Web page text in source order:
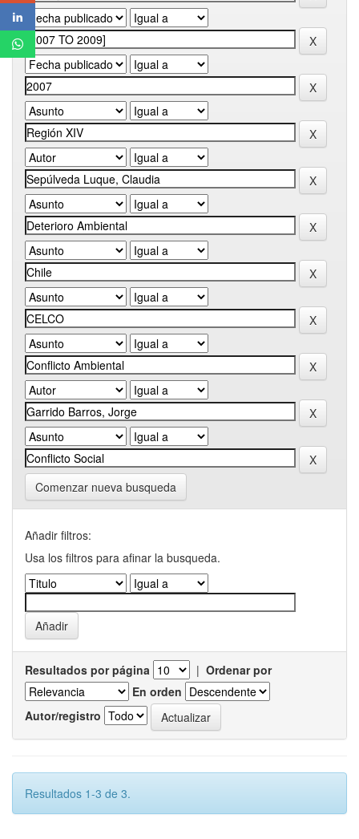
Comenzar nueva busqueda
Añadir filtros:
Usa los filtros para afinar la busqueda.
Resultados por página | Ordenar por
En orden
Autor/registro
Resultados 1-3 de 3.